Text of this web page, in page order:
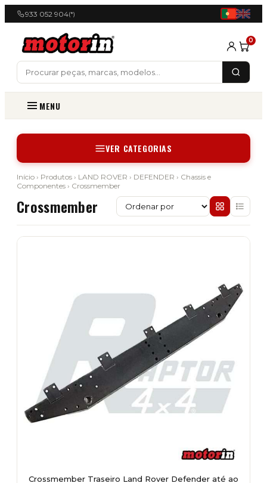
933 052 904(*)
0
MENU
VER CATEGORIAS
Início › Produtos › LAND ROVER › DEFENDER › Chassis e
Componentes › Crossmember
Crossmember
Crossmember Traseiro Land Rover Defender até ao